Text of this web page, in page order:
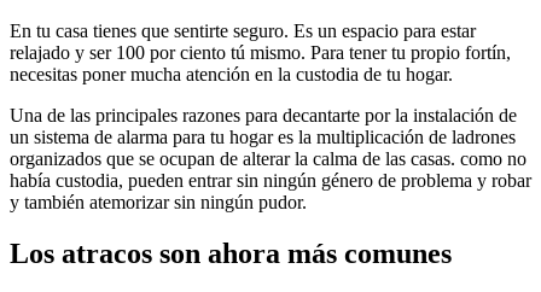
En tu casa tienes que sentirte seguro. Es un espacio para estar
relajado y ser 100 por ciento tú mismo. Para tener tu propio fortín,
necesitas poner mucha atención en la custodia de tu hogar.
Una de las principales razones para decantarte por la instalación de
un sistema de alarma para tu hogar es la multiplicación de ladrones
organizados que se ocupan de alterar la calma de las casas. como no
había custodia, pueden entrar sin ningún género de problema y robar
y también atemorizar sin ningún pudor.
Los atracos son ahora más comunes